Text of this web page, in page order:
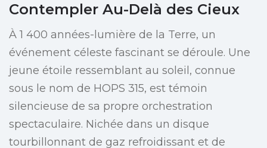
Contempler Au-Delà des Cieux
À 1 400 années-lumière de la Terre, un
événement céleste fascinant se déroule. Une
jeune étoile ressemblant au soleil, connue
sous le nom de HOPS 315, est témoin
silencieuse de sa propre orchestration
spectaculaire. Nichée dans un disque
tourbillonnant de gaz refroidissant et de